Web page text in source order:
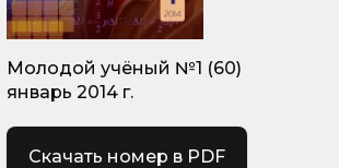
Молодой учёный №1 (60)
январь 2014 г.
Скачать номер в PDF